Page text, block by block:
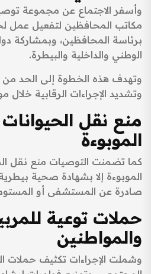
وأسفر الاجتماع عن مجموعة
مكاتب المحافظين لتفعيل عمل
برئاسة المحافظين، وبمشاركة
الوطني والداخلية والبيطرة.
وتهدف هذه الخطوة إلى الحد من
وتشديد الإجراءات الرقابية خلال
منع نقل
الموبوءة
كما تضمنت التوصيات منع نقل
الموبوءة إلا بشهادة صحية
صادرة عن المستشفى أو
حملات توعية
والمواطنين
وشملت الإجراءات تكثيف حملات